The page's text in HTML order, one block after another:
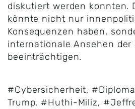
diskutiert werden konnten.
könnte nicht nur
Konsequenzen haben,
internationale Ansehen der
beeinträchtigen.
#Cybersicherheit,
Trump, #Huthi-Miliz,